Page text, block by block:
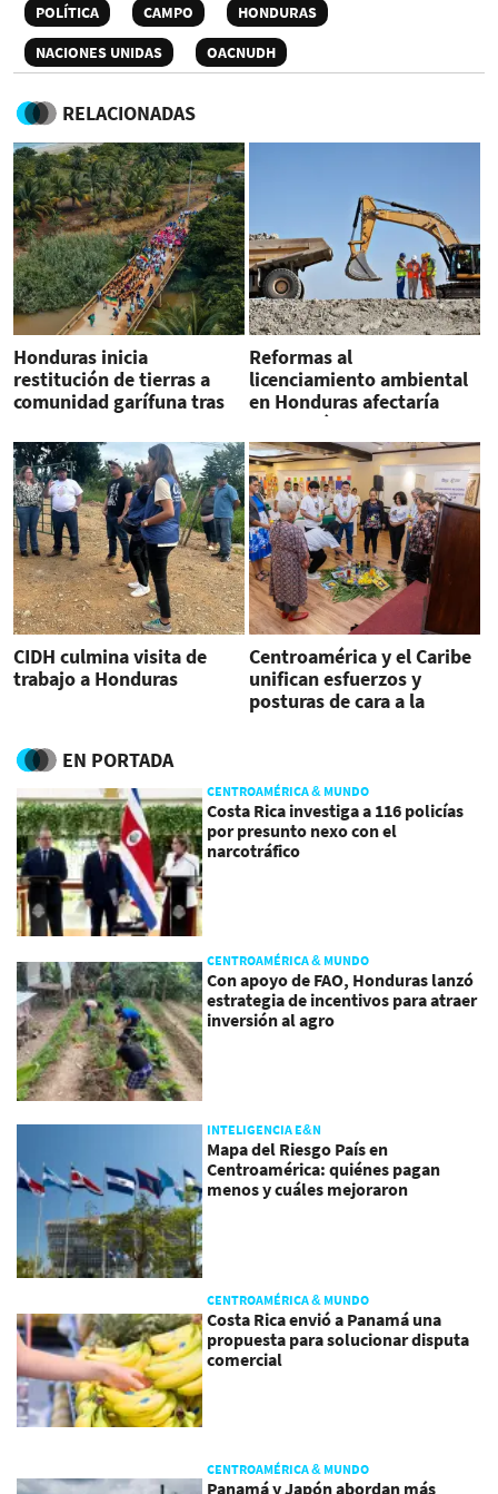
POLÍTICA CAMPO
HONDURAS
NACIONES UNIDAS
OACNUDH
RELACIONADAS
Honduras inicia
restitución de tierras a
comunidad garífuna tras
Reformas al
licenciamiento ambiental
en Honduras afectaría
protección al medio
ambiente, advierte
OACNUDH
CIDH culmina visita de
trabajo a Honduras
Centroamérica y el Caribe
unifican esfuerzos y
posturas de cara a la
EN PORTADA
CENTROAMÉRICA & MUNDO
Costa Rica investiga a 116 policías
por presunto nexo con el
narcotráfico
CENTROAMÉRICA & MUNDO
Con apoyo de FAO, Honduras lanzó
estrategia de incentivos para atraer
inversión al agro
INTELIGENCIA E&N
Mapa del Riesgo País en
Centroamérica: quiénes pagan
menos y cuáles mejoraron
CENTROAMÉRICA & MUNDO
Costa Rica envió a Panamá una
propuesta para solucionar disputa
comercial
CENTROAMÉRICA & MUNDO
Panamá y Japón abordan más